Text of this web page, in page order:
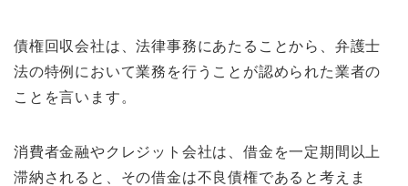
債権回収会社は、法律事務にあたることから、弁護士
法の特例において業務を行うことが認められた業者の
ことを言います。
消費者金融やクレジット会社は、借金を一定期間以上
滞納されると、その借金は不良債権であると考えま